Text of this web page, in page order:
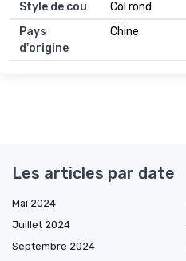
Style de cou
Col rond
Pays
d'origine
Chine
Les articles par date
Mai 2024
Juillet 2024
Septembre 2024